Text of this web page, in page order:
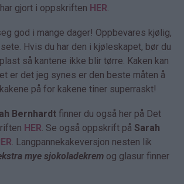
gjort i oppskriften HER.
god i mange dager! Oppbevares kjølig,
Hvis du har den i kjøleskapet, bør du
så kantene ikke blir tørre. Kaken kan
er det jeg synes er den beste måten å
på for kakene tiner superraskt!
Bernhardt finner du også her på Det
HER. Se også oppskrift på Sarah
. Langpannekakeversjon nesten lik
mye sjokoladekrem og glasur finner